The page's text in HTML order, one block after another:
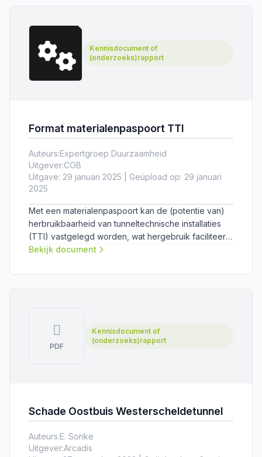
Kennisdocument of
(onderzoeks)rapport
Format materialenpaspoort TTI
Auteurs:Expertgroep Duurzaamheid
Uitgever:COB
Uitgave: 29 januari 2025 | Geüpload op: 29 januari
2025
Met een materialenpaspoort kan de (potentie van)
herbruikbaarheid van tunneltechnische installaties
(TTI) vastgelegd worden, wat hergebruik faciliteert.
Het Format materialenpaspoort TTI helpt bij het
Handleiding materialenpaspoort TTI.
Bekijk document
PDF
Kennisdocument of
(onderzoeks)rapport
Schade Oostbuis Westerscheldetunnel
Auteurs:E. Sonke
Uitgever:Arcadis